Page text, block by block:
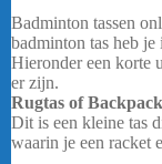
Badminton tassen
badminton tas heb
Hieronder een korte
er zijn.
Rugtas of
Dit is een kleine tas
waarin je een racket